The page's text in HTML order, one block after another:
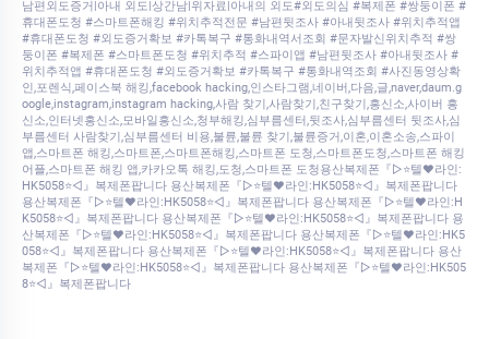
남편외도증거|아내 외도|상간남|위자료|아내의 외도#외도의심 #복제폰 #쌍둥이폰 #
휴대폰도청 #스마트폰해킹 #위치추적전문 #남편뒷조사 #아내뒷조사 #위치추적앱
#휴대폰도청 #외도증거확보 #카톡복구 #통화내역서조회 #문자발신위치추적 #쌍
둥이폰 #복제폰 #스마트폰도청 #위치추적 #스파이앱 #남편뒷조사 #아내뒷조사 #
위치추적앱 #휴대폰도청 #외도증거확보 #카톡복구 #통화내역조회 #사진동영상확
인,포렌식,페이스북 해킹,facebook hacking,인스타그램,네이버,다음,글,naver,daum.g
oogle,instagram,instagram hacking,사람 찾기,사람찾기,친구찾기,흥신소,사이버 흥
신소,인터넷흥신소,모바일흥신소,청부해킹,심부름센터,뒷조사,심부름센터 뒷조사,심
부름센터 사람찾기,심부름센터 비용,불륜,불륜 찾기,불륜증거,이혼,이혼소송,스파이
앱,스마트폰 해킹,스마트폰,스마트폰해킹,스마트폰 도청,스마트폰도청,스마트폰 해킹
어플,스마트폰 해킹 앱,카카오톡 해킹,도청,스마트폰 도청용산복제폰『▷⭐텔♥라인:
HK5058⭐◁』복제폰팝니다 용산복제폰『▷⭐텔♥라인:HK5058⭐◁』복제폰팝니다
용산복제폰『▷⭐텔♥라인:HK5058⭐◁』복제폰팝니다 용산복제폰『▷⭐텔♥라인:H
K5058⭐◁』복제폰팝니다 용산복제폰『▷⭐텔♥라인:HK5058⭐◁』복제폰팝니다 용
산복제폰『▷⭐텔♥라인:HK5058⭐◁』복제폰팝니다 용산복제폰『▷⭐텔♥라인:HK5
058⭐◁』복제폰팝니다 용산복제폰『▷⭐텔♥라인:HK5058⭐◁』복제폰팝니다 용산
복제폰『▷⭐텔♥라인:HK5058⭐◁』복제폰팝니다 용산복제폰『▷⭐텔♥라인:HK505
8⭐◁』복제폰팝니다